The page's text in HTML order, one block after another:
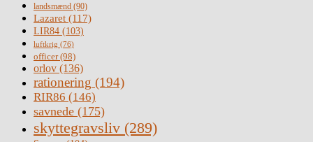
landsmænd (90)
Lazaret (117)
LIR84 (103)
luftkrig (76)
officer(98)
orlov (136)
rationering (194)
RIR86 (146)
savnede (175)
skyttegravsliv (289)